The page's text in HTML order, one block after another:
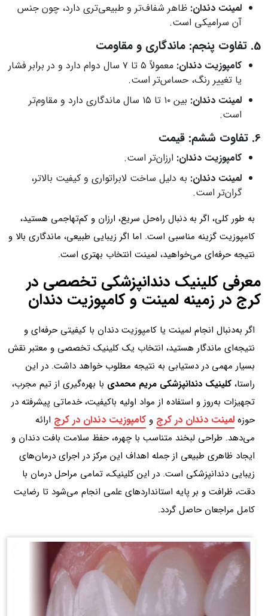
لمینت دندان: ظاهر شفاف‌تر و طبیعی‌تری دارد، چون جنس
آن سرامیکی است.
5. تفاوت پنجم: ماندگاری و مقاومت
کامپوزیت دندان:
معمولاً ۵ تا ۷ سال دوام دارد و در برابر فشار
یا تغییر رنگ، حساس‌تر است.
لمینت دندان:
بین ۱۰ تا ۱۵ سال ماندگاری دارد و مقاوم‌تر
است.
6. تفاوت ششم: قیمت
کامپوزیت دندان: ارزان‌تر است.
لمینت دندان: به دلیل ساخت لابراتواری و کیفیت بالاتر،
گران‌تر است.
به طور کلی، اگر به دنبال راه‌حل سریع، ارزان و کم‌تهاجمی هستید،
کامپوزیت گزینه مناسبی است. اما اگر زیبایی طبیعی، ماندگاری بالا و
نتیجه حرفه‌ای می‌خواهید، لمینت انتخاب بهتری است.
معرفی کلینیک دندانپزشکی تخصصی در
کرج در زمینه لمینت و کامپوزیت دندان
اگر به‌دنبال انجام لمینت یا کامپوزیت دندان با کیفیتی حرفه‌ای و
نتیجه‌ای ماندگار هستید، انتخاب یک کلینیک تخصصی و معتبر نقش
بسیار مهمی در دستیابی به نتیجه مطلوب خواهد داشت. در این
راستا، کلینیک دندانپزشکی مریم محمدی با بهره‌گیری از تیم مجرب،
تجهیزات به‌روز و استفاده از مواد اولیه باکیفیت، خدماتی پیشرفته در
حوزه لمینت دندان در کرج و کامپوزیت دندان در کرج ارائه
می‌دهد. طراحی لبخند متناسب با چهره، حفظ سلامت بافت دندان و
ایجاد ظاهری طبیعی از جمله اهداف این مرکز در اجرای درمان‌های
زیبایی دندانپزشکی است. در این کلینیک، تمامی مراحل درمان با
دقت، ظرافت و بر پایه استانداردهای علمی انجام می‌شود تا رضایت
کامل مراجعان حاصل گردد.